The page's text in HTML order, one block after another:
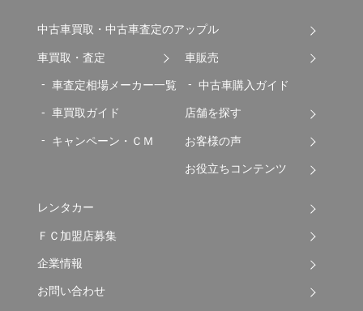
中古車買取・中古車査定のアップル
車買取・査定
車査定相場メーカー一覧
車買取ガイド
キャンペーン・ＣＭ
車販売
中古車購入ガイド
店舗を探す
お客様の声
お役立ちコンテンツ
レンタカー
ＦＣ加盟店募集
企業情報
お問い合わせ